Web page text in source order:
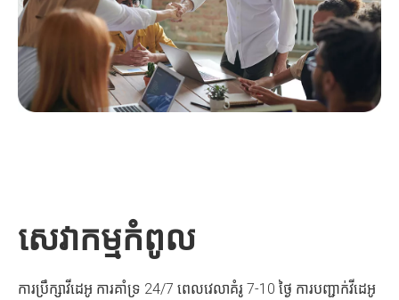
សេវាកម្មកំពូល
ការប្រឹក្សាវីដេអូ ការគាំទ្រ 24/7 ពេលវេលាគំរូ 7-10 ថ្ងៃ ការបញ្ជាក់វីដេអូ